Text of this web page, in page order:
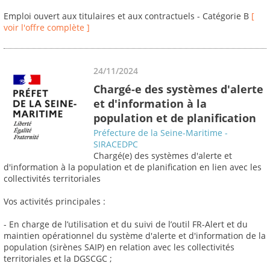
Emploi ouvert aux titulaires et aux contractuels - Catégorie B [
voir l'offre complète ]
24/11/2024
Chargé-e des systèmes d'alerte
et d'information à la
population et de planification
Préfecture de la Seine-Maritime -
SIRACEDPC
Chargé(e) des systèmes d'alerte et
d'information à la population et de planification en lien avec les
collectivités territoriales
Vos activités principales :
- En charge de l’utilisation et du suivi de l’outil FR-Alert et du
maintien opérationnel du système d'alerte et d'information de la
population (sirènes SAIP) en relation avec les collectivités
territoriales et la DGSCGC ;